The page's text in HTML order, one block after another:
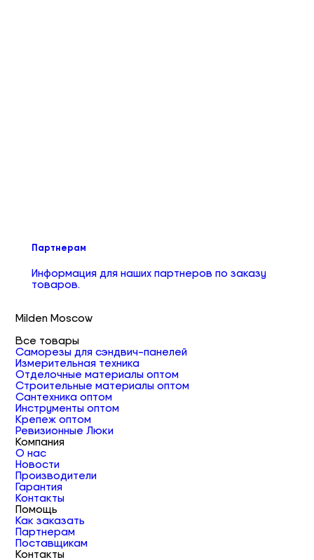
Партнерам
Информация для наших партнеров по заказу
товаров.
Milden Moscow
Все товары
Саморезы для сэндвич-панелей
Измерительная техника
Отделочные материалы оптом
Строительные материалы оптом
Сантехника оптом
Инструменты оптом
Крепеж оптом
Ревизионные Люки
Компания
О нас
Новости
Производители
Гарантия
Контакты
Помощь
Как заказать
Партнерам
Поставщикам
Контакты